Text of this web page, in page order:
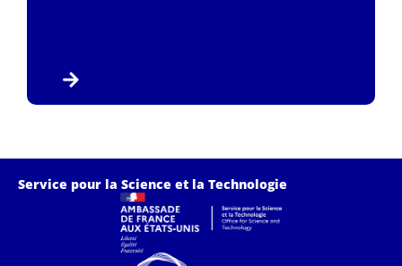
Service pour la Science et la Technologie